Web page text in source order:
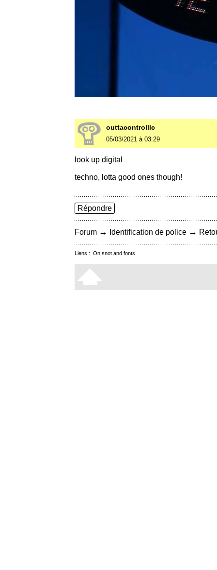
outtacontrolllc
05/03/2021 à 03:29
look up digital
techno, lotta good ones though!
Répondre
Forum → Identification de police →
Liens : On snot and fonts